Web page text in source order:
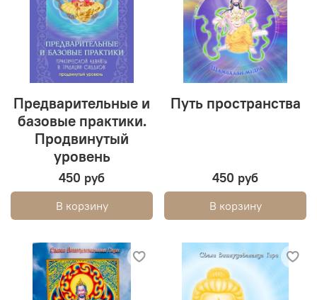
Предварительные и
базовые практики.
Продвинутый
уровень
450 руб
В корзину
Путь пространства
450 руб
В корзину